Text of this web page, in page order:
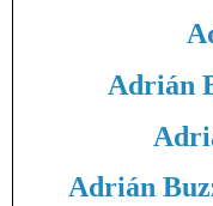
Adrián
Adrián